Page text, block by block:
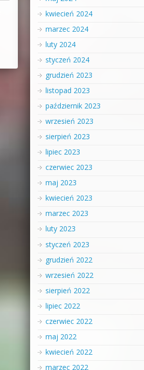
kwiecień 2024
marzec 2024
luty 2024
styczeń 2024
grudzień 2023
listopad 2023
październik 2023
wrzesień 2023
sierpień 2023
lipiec 2023
czerwiec 2023
maj 2023
kwiecień 2023
marzec 2023
luty 2023
styczeń 2023
grudzień 2022
wrzesień 2022
sierpień 2022
lipiec 2022
czerwiec 2022
maj 2022
kwiecień 2022
marzec 2022